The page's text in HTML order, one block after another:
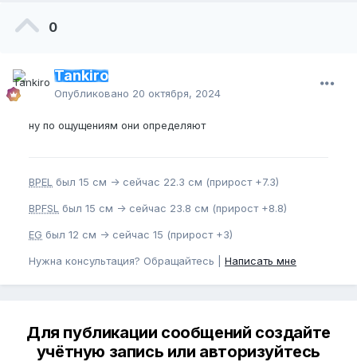
0
Tankiro
Опубликовано 20 октября, 2024
ну по ощущениям они определяют
BPEL был 15 см -> сейчас 22.3 см (прирост +7.3)
BPFSL был 15 см -> сейчас 23.8 см (прирост +8.8)
EG был 12 см -> сейчас 15 (прирост +3)
Нужна консультация? Обращайтесь | Написать мне
Для публикации сообщений создайте
учётную запись или авторизуйтесь